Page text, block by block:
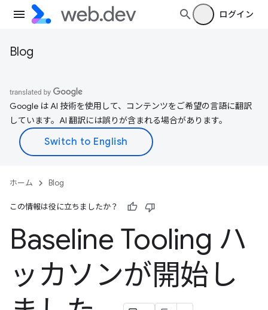
ログイン
Blog
Google は AI 技術を使用して、コンテンツをご希望の言語に翻訳
しています。AI 翻訳には誤りが含まれる場合があります。
ホーム Blog
この情報は役に立ちましたか？
Baseline Tooling ハ
ッカソンが開始し